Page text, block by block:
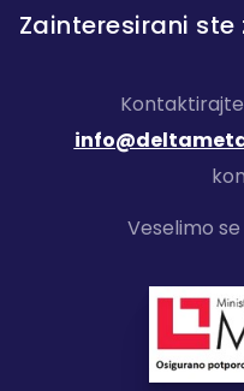
Zainteresirani
Veselimo